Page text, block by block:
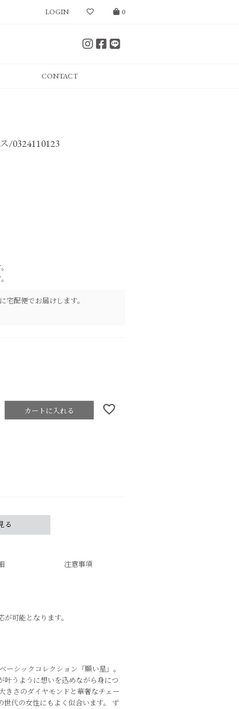
LOGIN 0
CONTACT
/0324110123
に宅配便でお届けします。
カートに入れる
る
注意事項
可能となります。
シックコレクション「願い星」。
叶うように想いを込めながら身につ
きさのダイヤモンドと華奢なチェー
代の女性にもよく似合います。 ず